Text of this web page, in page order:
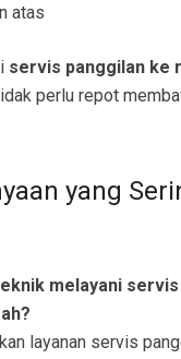
atas
servis panggilan ke
perlu repot
yang
melayani
layanan servis